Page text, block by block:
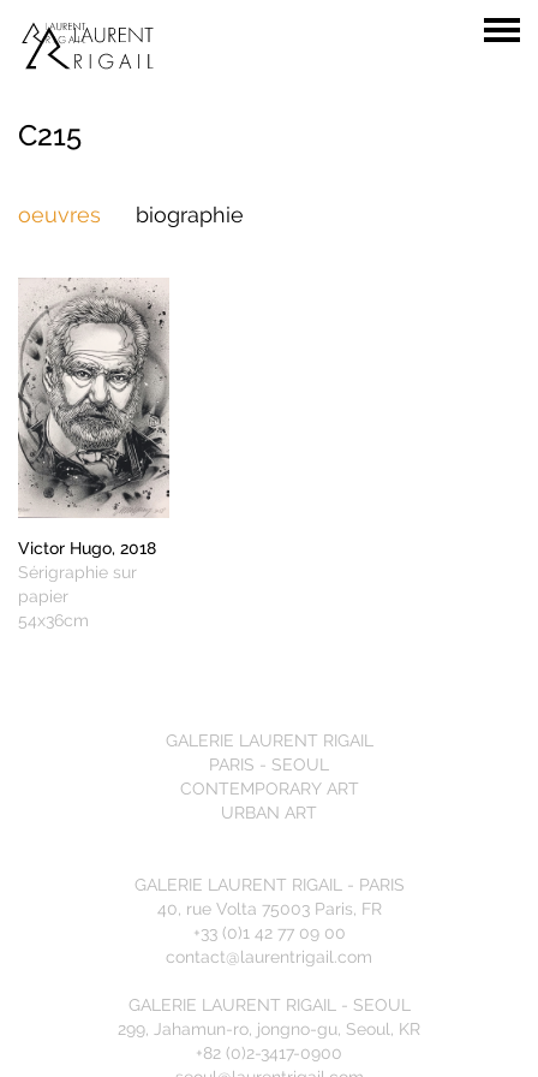
C215
oeuvres biographie
Victor Hugo, 2018
Sérigraphie sur
papier
54x36cm
GALERIE LAURENT RIGAIL
PARIS - SEOUL
CONTEMPORARY ART
URBAN ART
GALERIE LAURENT RIGAIL - PARIS
40, rue Volta 75003 Paris, FR
+33 (0)1 42 77 09 00
contact@laurentrigail.com
GALERIE LAURENT RIGAIL - SEOUL
299, Jahamun-ro, jongno-gu, Seoul, KR
+82 (0)2-3417-0900